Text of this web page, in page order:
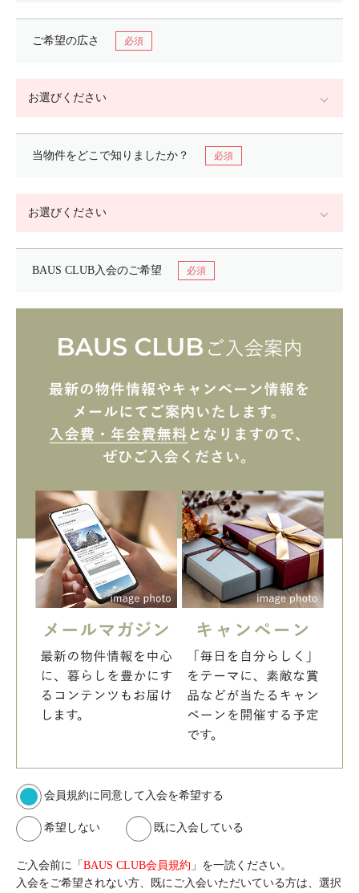
ご希望の広さ
当物件をどこで知りましたか？
BAUS CLUB入会のご希望
会員規約に同意して入会を希望する
希望しない 既に入会している
ご入会前に「BAUS CLUB会員規約 」を一読ください。
入会をご希望されない方、既にご入会いただいている方は、選択